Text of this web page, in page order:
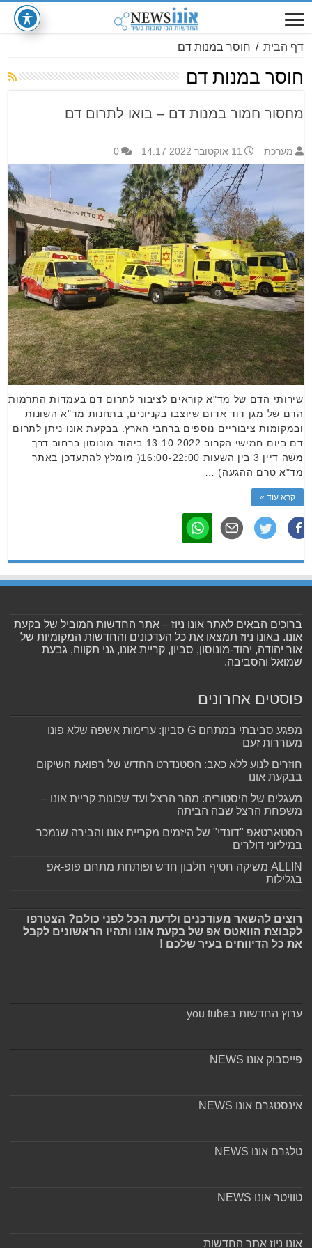
דף הבית / חוסר במנות דם
חוסר במנות דם
מחסור חמור במנות דם – בואו לתרום דם
מערכת 11 אוקטובר 2022 14:17 0
שירותי הדם של מד"א קוראים לציבור לתרום דם בעמדות התרמות
הדם של מגן דוד אדום שיוצבו בקניונים, בתחנות מד"א השונות
ובמקומות ציבוריים נוספים ברחבי הארץ. בבקעת אונו ניתן לתרום
דם ביום חמישי הקרוב 13.10.2022 ביהוד מונוסון ברחוב דרך
משה דיין 3 בין השעות 16:00-22:00( מומלץ להתעדכן באתר
מד"א טרם ההגעה) …
קרא עוד »
ברוכים הבאים לאתר אונו ניוז – אתר החדשות המוביל של בקעת
אונו. באונו ניוז תמצאו את כל העדכונים והחדשות המקומיות של
אור יהודה, יהוד-מונוסון, סביון, קריית אונו, גני תקווה, גבעת
שמואל והסביבה.
פוסטים אחרונים
מפגע סביבתי במתחם G סביון: ערימות אשפה שלא פונו
מעוררות זעם
חוזרים לנוע ללא כאב: הסטנדרט החדש של רפואת השיקום
בבקעת אונו
מעגלים של היסטוריה: מהר הרצל ועד שכונות קריית אונו –
משפחת הרצל שבה הביתה
הסטארטאפ "דונדי" של היזמים מקריית אונו והבירה שנמכר
במיליוני דולרים
ALLIN משיקה חטיף חלבון חדש ופותחת מתחם פופ-אפ
בגלילות
רוצים להשאר מעודכנים ולדעת הכל לפני כולם? הצטרפו
לקבוצת הוואטס אפ של בקעת אונו ותהיו הראשונים לקבל
את כל הדיווחים בעיר שלכם !
ערוץ החדשות בyou tube
פייסבוק אונו NEWS
אינסטגרם אונו NEWS
טלגרם אונו NEWS
טוויטר אונו NEWS
אונו ניוז אתר החדשות